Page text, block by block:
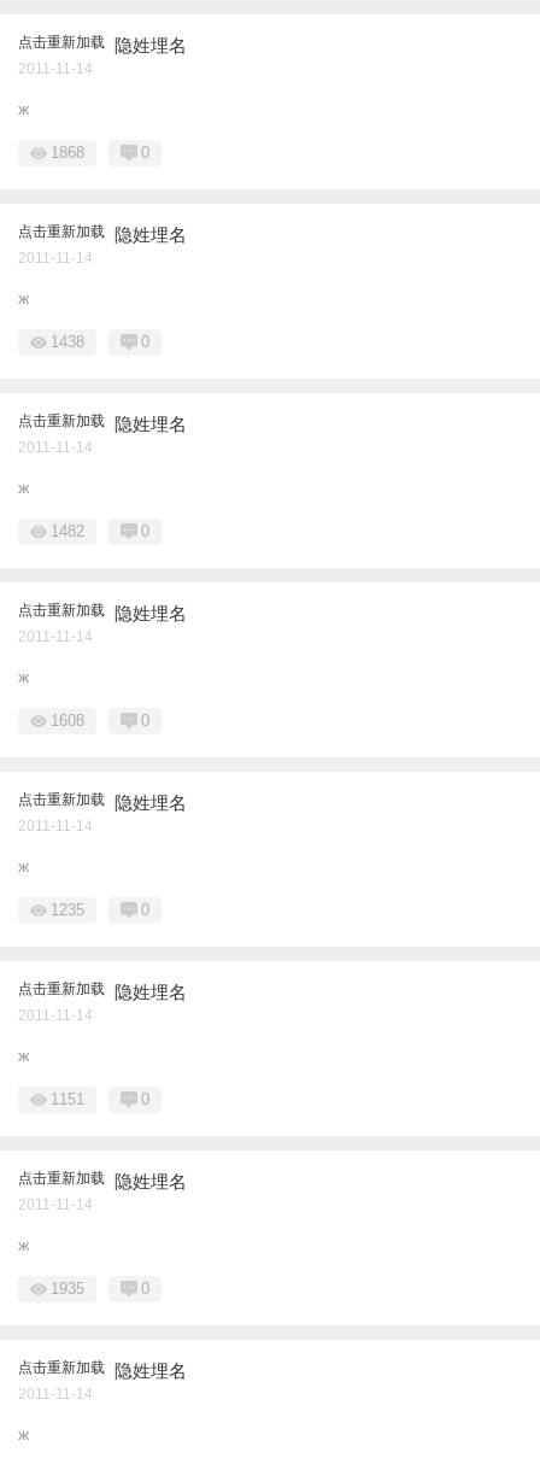
点击重新加载 隐姓埋名
2011-11-14
ж
1868 0
点击重新加载 隐姓埋名
2011-11-14
ж
1438 0
点击重新加载 隐姓埋名
2011-11-14
ж
1482 0
点击重新加载 隐姓埋名
2011-11-14
ж
1608 0
点击重新加载 隐姓埋名
2011-11-14
ж
1235 0
点击重新加载 隐姓埋名
2011-11-14
ж
1151 0
点击重新加载 隐姓埋名
2011-11-14
ж
1935 0
点击重新加载 隐姓埋名
2011-11-14
ж